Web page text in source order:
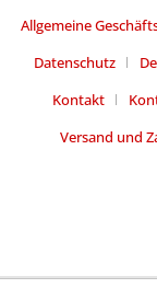
Allgemeine
Datenschutz
Kontakt
Versand und